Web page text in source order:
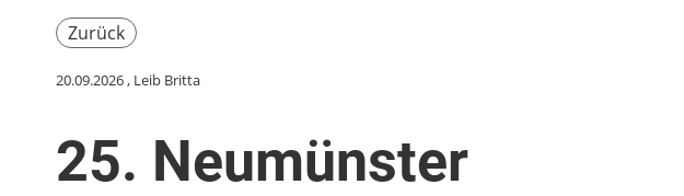
Zurück
20.09.2026, Leib Britta
25. Neumünster